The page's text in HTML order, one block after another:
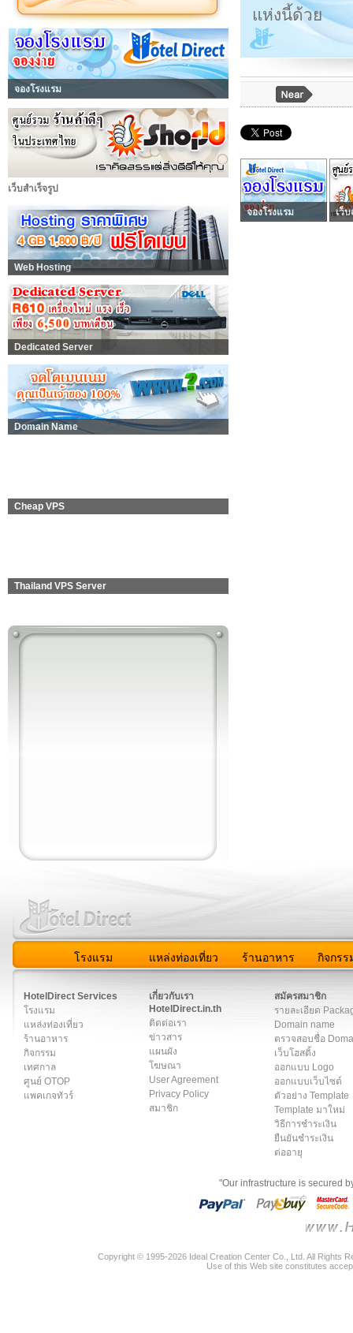
จองโรงแรม
เว็บสำเร็จรูป
Web Hosting
Dedicated Server
Domain Name
Cheap VPS
Thailand VPS Server
แห่งนี้ด้วย
จองโรงแรม เว็บ
โรงแรม แหล่งท่องเที่ยว ร้านอาหาร กิจกรร
HotelDirect Services
โรงแรม
แหล่งท่องเที่ยว
ร้านอาหาร
กิจกรรม
เทศกาล
ศูนย์ OTOP
แพคเกจทัวร์
เกี่ยวกับเรา
HotelDirect.in.th
ติดต่อเรา
ข่าวสาร
แผนผัง
โฆษณา
User Agreement
Privacy Policy
สมาชิก
สมัครสมาชิก
รายละเอียด
Domain name
ตรวจสอบชื่อ
เว็บโฮสติ้ง
ออกแบบ Logo
ออกแบบเว็บไซต์
ตัวอย่าง Template
Template มาใหม่
วิธีการชำระเงิน
ยืนยันชำระเงิน
ต่ออายุ
"Our infrastructure is secured
Copyright © 1995-2026 Ideal Creation Center Co., Ltd. All Rights
Use of this Web site constitutes